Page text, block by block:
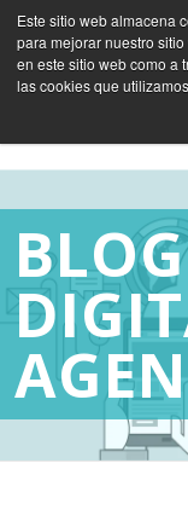
Este sitio web almacena
para mejorar nuestro
en este sitio web como a
las cookies que